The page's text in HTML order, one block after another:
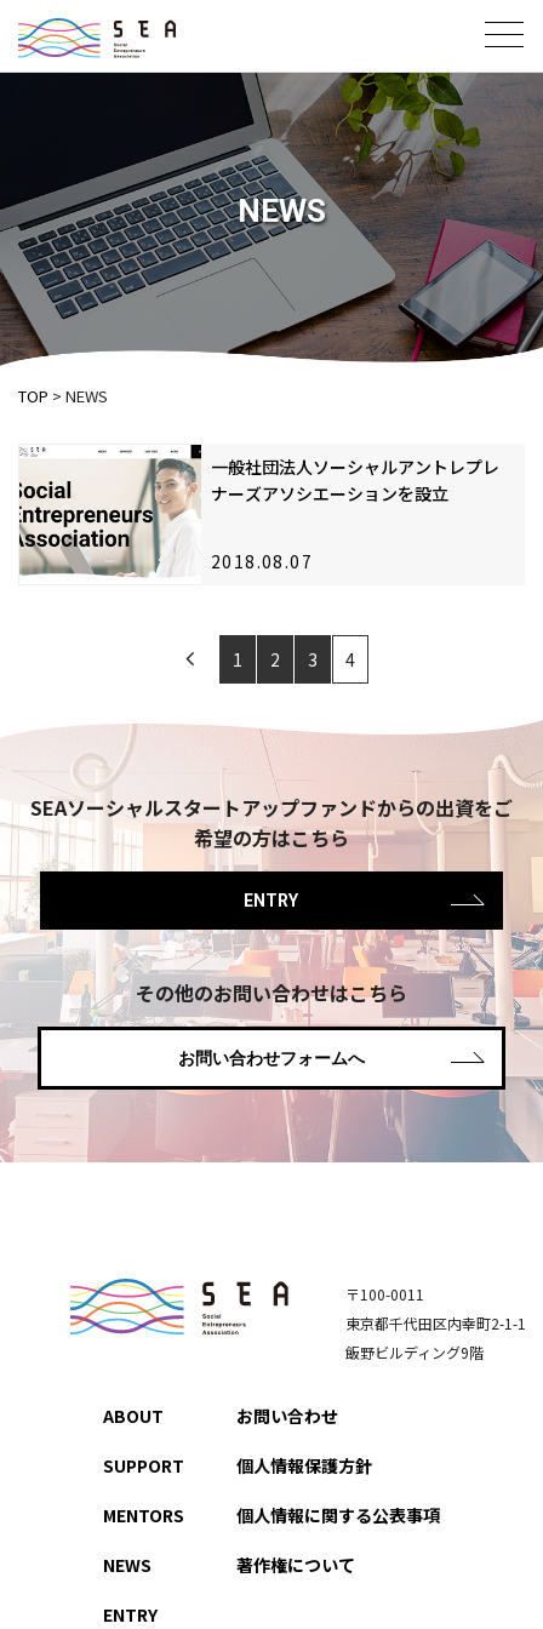
NEWS
TOP NEWS
一般社団法人ソーシャルアントレプレ
ナーズアソシエーションを設立
2018.08.07
1 2 3 4
SEAソーシャルスタートアップファンドからの​出資を​ご
希望の​方は​こちら
ENTRY
その他のお問い合わせはこちら
お問い合わせフォームへ
〒100-0011
東京都千代田区内幸町2-1-1
飯野ビルディング9階
ABOUT
SUPPORT
MENTORS
NEWS
ENTRY
お問い合わせ
個人情報保護方針
個人情報に関する公表事項
著作権について